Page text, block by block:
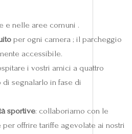
e nelle aree comuni .
per ogni camera ; il parcheggio
accessibile.
i vostri amici a quattro
segnalarlo in fase di
sportive: collaboriamo con le
offrire tariffe agevolate ai nostri